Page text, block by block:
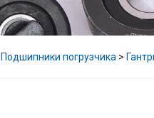
Подшипники погрузчика >